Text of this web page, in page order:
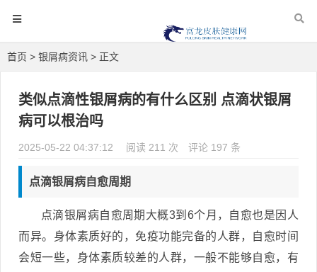
首页 > 银屑病资讯 > 正文
类似点滴性银屑病的有什么区别 点滴状银屑
病可以根治吗
2025-05-22 04:37:12 阅读 211 次 评论 197 条
点滴银屑病自愈周期
点滴银屑病自愈周期大概3到6个月，自愈也是因人
而异。身体素质好的，免疫功能完备的人群，自愈时间
会短一些，身体素质较差的人群，一般不能够自愈，有